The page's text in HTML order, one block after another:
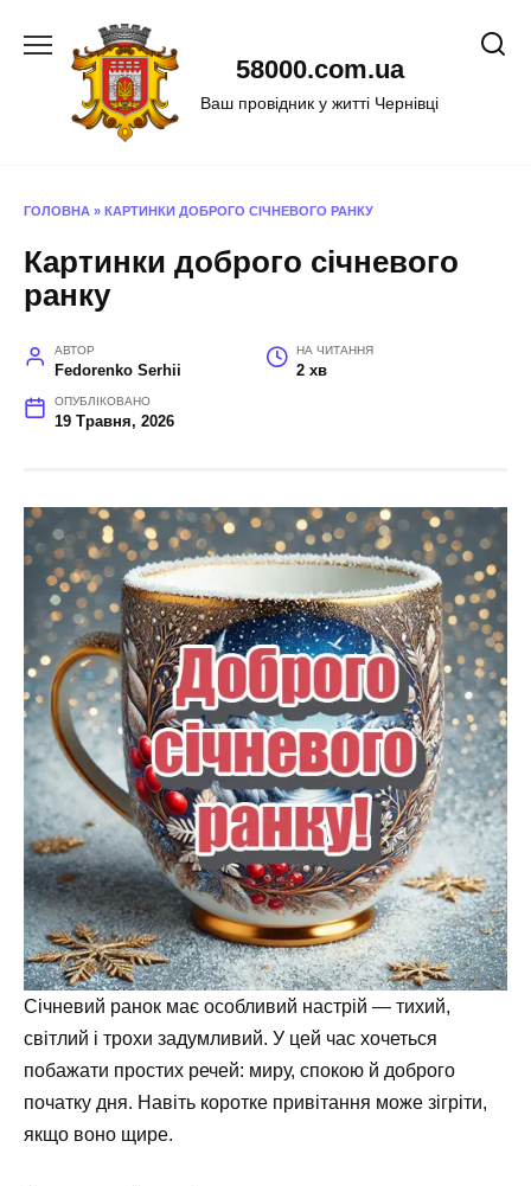
58000.com.ua
Ваш провідник у житті Чернівці
ГОЛОВНА » КАРТИНКИ ДОБРОГО СІЧНЕВОГО РАНКУ
Картинки доброго січневого
ранку
АВТОР
Fedorenko Serhii
НА ЧИТАННЯ
2 хв
ОПУБЛІКОВАНО
19 Травня, 2026
Січневий ранок має особливий настрій — тихий,
світлий і трохи задумливий. У цей час хочеться
побажати простих речей: миру, спокою й доброго
початку дня. Навіть коротке привітання може зігріти,
якщо воно щире.